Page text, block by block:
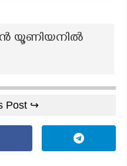
യൂണിയനിൽ
Post ↪